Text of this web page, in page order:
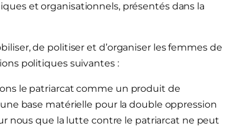
et organisationnels, présentés dans la
de politiser et d’organiser les femmes de
politiques suivantes :
le patriarcat comme un produit de
base matérielle pour la double oppression
nous que la lutte contre le patriarcat ne peut